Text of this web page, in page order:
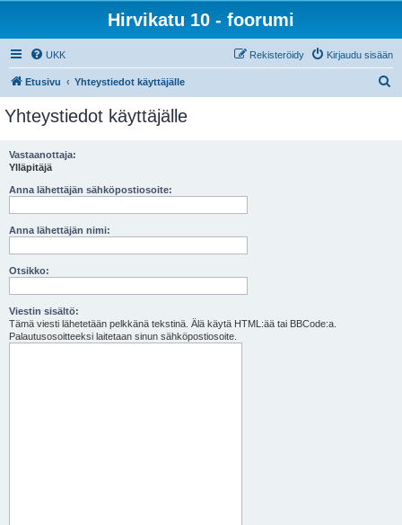
Hirvikatu 10 - foorumi
UKK Kirjaudu sisään
Rekisteröidy
Etusivu Yhteystiedot käyttäjälle
Yhteystiedot käyttäjälle
Vastaanottaja:
Ylläpitäjä
Anna lähettäjän sähköpostiosoite:
Anna lähettäjän nimi:
Otsikko:
Viestin sisältö:
Tämä viesti lähetetään pelkkänä tekstinä. Älä käytä HTML:ää tai BBCode:a.
Palautusosoitteeksi laitetaan sinun sähköpostiosoite.